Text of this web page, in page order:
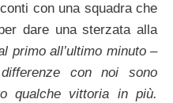
con una squadra che
dare una sterzata alla
primo all’ultimo minuto–
con noi sono
qualche vittoria in più.